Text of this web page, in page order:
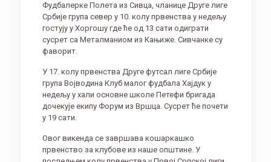
Фудбалерке Полета из Сивца, чланице Друге лиге
Србије група север у 10. колу првенства у недељу
гостују у Хоргошу где ће од 13 сати одиграти
сусрет са Металманиом из Кањиже. Сивчанке су
фаворит.
У 17. колу првенства Друге футсал лиге Србије
група Војводина Клуб малог фудбала Хајдук у
недељу у хали основне школе Петефи бригада
дочекује екипу Форум из Вршца. Сусрет ће почети
у 19 сати.
Овог викенда се завршава кошаркашко
првенство за клубове из наше општине. У